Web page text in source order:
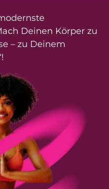
Deinen Körper zu
– zu Deinem